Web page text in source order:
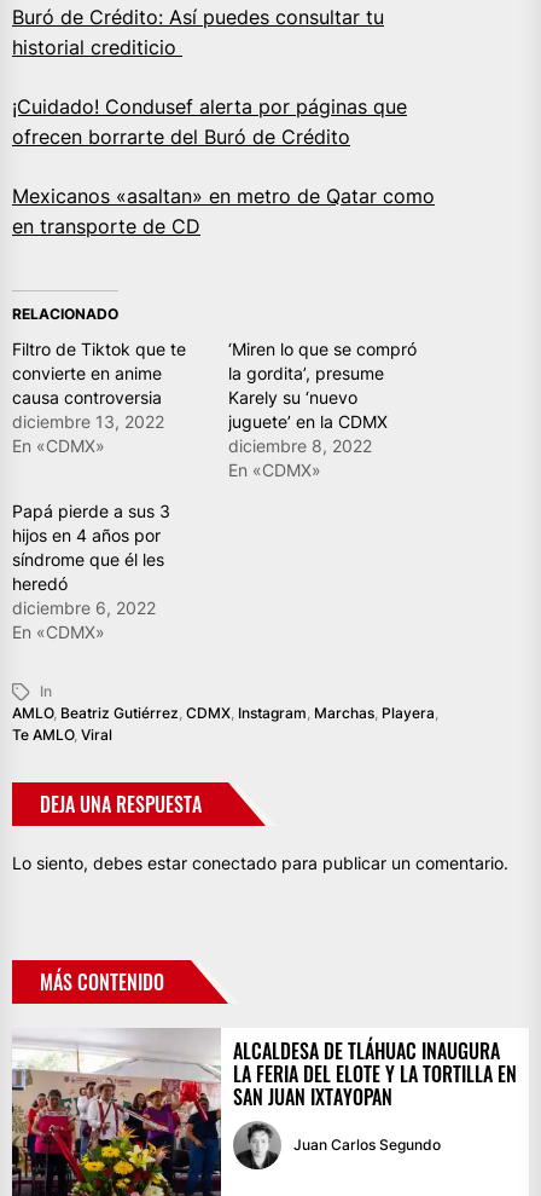
Buró de Crédito: Así puedes consultar tu
historial crediticio
¡Cuidado! Condusef alerta por páginas que
ofrecen borrarte del Buró de Crédito
Mexicanos «asaltan» en metro de Qatar como
en transporte de CD
RELACIONADO
Filtro de Tiktok que te
convierte en anime
causa controversia
diciembre 13, 2022
En «CDMX»
‘Miren lo que se compró
la gordita’, presume
Karely su ‘nuevo
juguete’ en la CDMX
diciembre 8, 2022
En «CDMX»
Papá pierde a sus 3
hijos en 4 años por
síndrome que él les
heredó
diciembre 6, 2022
En «CDMX»
In
AMLO, Beatriz Gutiérrez CDMX Instagram Marchas Playera
Te AMLO, Viral
DEJA UNA RESPUESTA
Lo siento, debes estar conectado para publicar un comentario.
MÁS CONTENIDO
ALCALDESA DE TLÁHUAC INAUGURA
LA FERIA DEL ELOTE Y LA TORTILLA EN
SAN JUAN IXTAYOPAN
Juan Carlos Segundo